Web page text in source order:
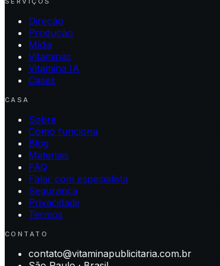
Direção
Produção
Mídia
Vitaminas
Vitamina IA
Cases
CASA
Sobre
Como funciona
Blog
Materiais
FAQ
Falar com especialista
Segurança
Privacidade
Termos
CONTATO
contato@vitaminapublicitaria.com.br